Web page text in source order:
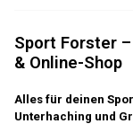
Sport Forster
& Online-Shop
Alles für deinen
Unterhaching und